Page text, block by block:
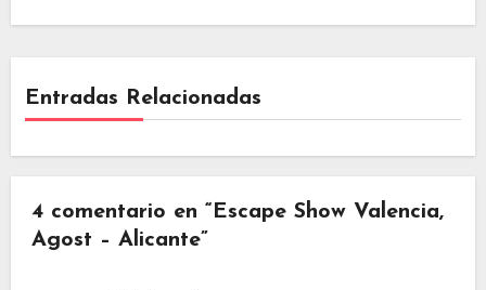
Entradas Relacionadas
4 comentario en “Escape Show Valencia,
Agost – Alicante”